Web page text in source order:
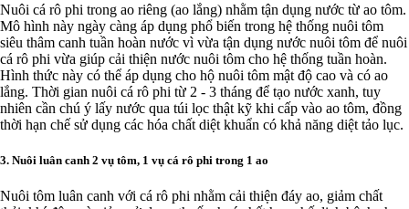
Nuôi cá rô phi trong ao riêng (ao lắng) nhằm tận dụng nước từ ao tôm.
Mô hình này ngày càng áp dụng phổ biến trong hệ thống nuôi tôm
siêu thâm canh tuần hoàn nước vì vừa tận dụng nước nuôi tôm để nuôi
cá rô phi vừa giúp cải thiện nước nuôi tôm cho hệ thống tuần hoàn.
Hình thức này có thể áp dụng cho hộ nuôi tôm mật độ cao và có ao
lắng. Thời gian nuôi cá rô phi từ 2 - 3 tháng để tạo nước xanh, tuy
nhiên cần chú ý lấy nước qua túi lọc thật kỹ khi cấp vào ao tôm, đồng
thời hạn chế sử dụng các hóa chất diệt khuẩn có khả năng diệt tảo lục.
3. Nuôi luân canh 2 vụ tôm, 1 vụ cá rô phi trong 1 ao
Nuôi tôm luân canh với cá rô phi nhằm cải thiện đáy ao, giảm chất